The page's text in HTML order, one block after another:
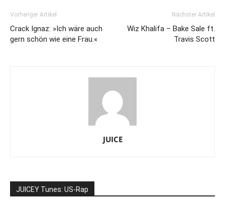
Vorheriger Artikel
Crack Ignaz: »Ich wäre auch
gern schön wie eine Frau.«
Nächster Artikel
Wiz Khalifa – Bake Sale ft.
Travis Scott
JUICE
JUICEY Tunes: US-Rap